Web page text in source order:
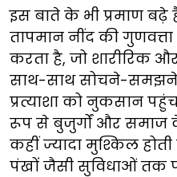
इस बाते के भी प्रमाण
तापमान नींद की
करता है, जो शारीरिक
साथ-साथ सोचने-समझने
प्रत्याशा को नुकसान
रूप से बुजुर्गों और
कहीं ज्यादा मुश्किल
पंखों जैसी सुविधाओं तक